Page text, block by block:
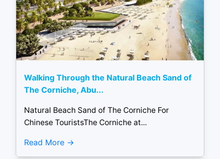
Walking Through the Natural Beach Sand of
The Corniche, Abu...
Natural Beach Sand of The Corniche For
Chinese TouristsThe Corniche at...
Read More